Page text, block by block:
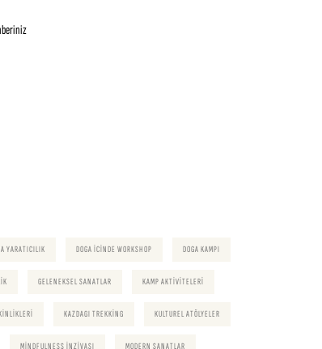
YARATICILIK DOGA ICINDE WORKSHOP DOGA KAMPI
GELENEKSEL SANATLAR KAMP AKTIVITELERI
KAZDAGI TREKKING KULTUREL ATÖLYELER
MINDFULNESS INZIVASI MODERN SANATLAR